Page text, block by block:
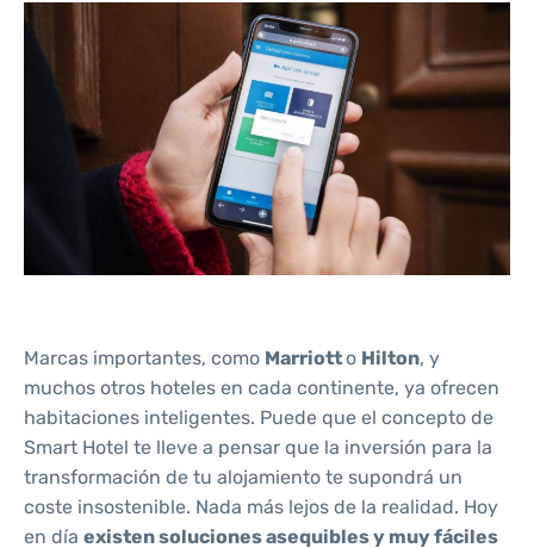
Marcas importantes, como Marriotto Hilton, y
muchos otros hoteles en cada continente, ya ofrecen
habitaciones inteligentes. Puede que el concepto de
Smart Hotel te lleve a pensar que la inversión para la
transformación de tu alojamiento te supondrá un
coste insostenible. Nada más lejos de la realidad. Hoy
en día existen soluciones asequibles y muy fáciles